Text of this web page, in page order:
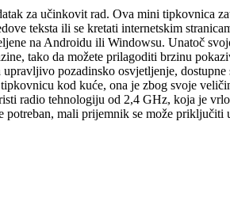
za učinkovit rad. Ova mini tipkovnica
teksta ili se kretati internetskim
na Androidu ili Windowsu. Unatoč
tako da možete prilagoditi brzinu
pozadinsko osvjetljenje,
kod kuće, ona je zbog svoje
radio tehnologiju od 2,4 GHz, koja je
mali prijemnik se može